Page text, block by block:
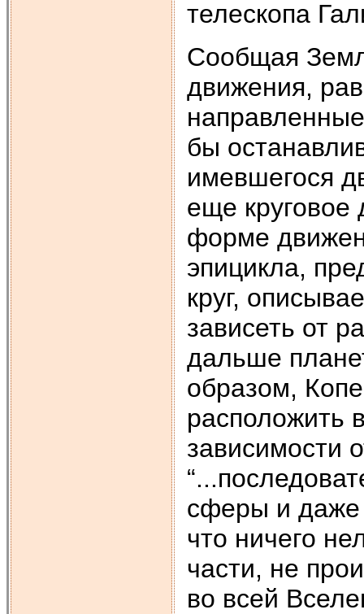
телескопа
Сообщая
движения,
бы
имевшегося
еще
форме
эпицикла,
круг,
зависеть от
дальше
образом,
расположить
зависимости
сферы и даже
что ничего
части, не
во всей